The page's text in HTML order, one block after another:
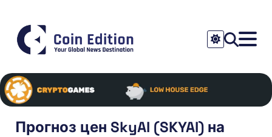
Прогноз цен SkyAI (SKYAI) на